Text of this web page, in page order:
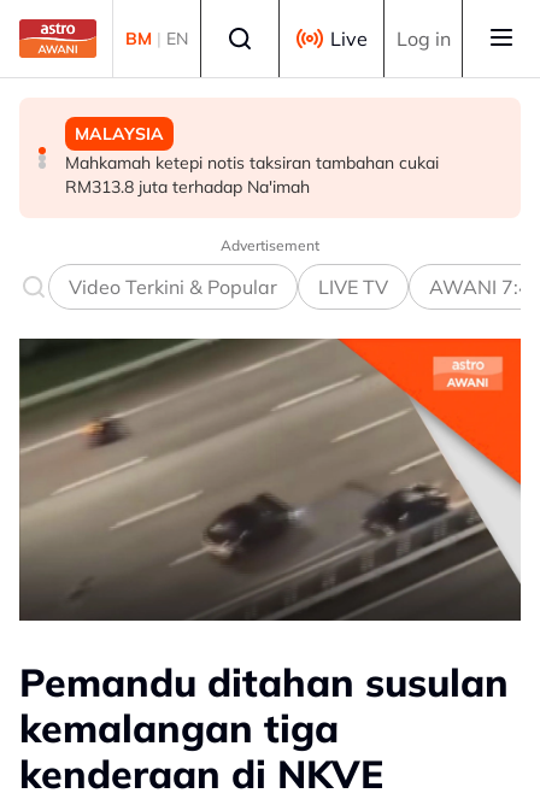
Skip to main content
BM | EN Live Log in
MALAYSIA
Wanita didenda RM75,000 mengaku salah beri rasuah
kepada pegawai jas
MALAYSIA
Mahkamah ketepi notis taksiran tambahan cukai
RM313.8 juta terhadap Na'imah
MALAYSIA
Malaysia mula siasatan anti-lambakan keluli dari China,
Taiwan, Vietnam -- MITI
Advertisement
Video Terkini & Popular LIVE TV AWANI
Pemandu ditahan susulan
kemalangan tiga
kenderaan di NKVE